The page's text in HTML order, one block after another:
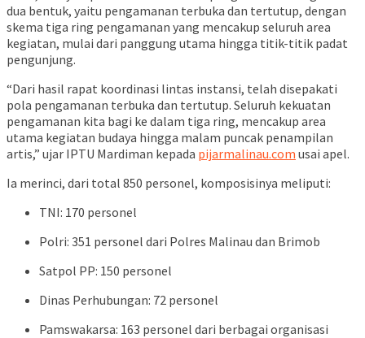
dua bentuk, yaitu pengamanan terbuka dan tertutup, dengan
skema tiga ring pengamanan yang mencakup seluruh area
kegiatan, mulai dari panggung utama hingga titik-titik padat
pengunjung.
“Dari hasil rapat koordinasi lintas instansi, telah disepakati
pola pengamanan terbuka dan tertutup. Seluruh kekuatan
pengamanan kita bagi ke dalam tiga ring, mencakup area
utama kegiatan budaya hingga malam puncak penampilan
artis,” ujar IPTU Mardiman kepada pijarmalinau.com usai apel.
Ia merinci, dari total 850 personel, komposisinya meliputi:
TNI: 170 personel
Polri: 351 personel dari Polres Malinau dan Brimob
Satpol PP: 150 personel
Dinas Perhubungan: 72 personel
Pamswakarsa: 163 personel dari berbagai organisasi